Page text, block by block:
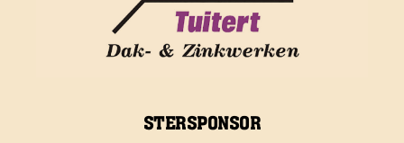
STERSPONSOR